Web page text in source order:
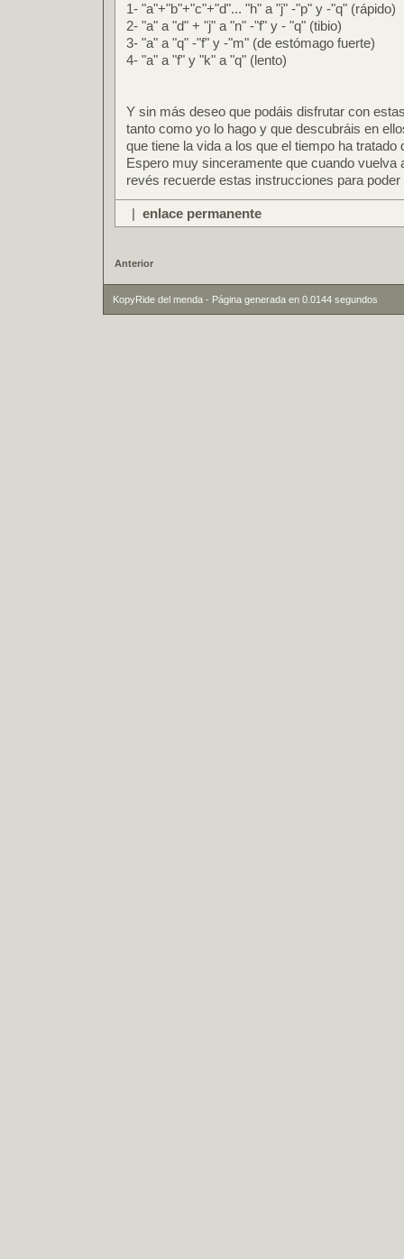
1- "a"+"b"+"c"+"d"... "h" a "j" -"p" y -"q" (rápido)
2- "a" a "d" + "j" a "n" -"f" y - "q" (tibio)
3- "a" a "q" -"f" y -"m" (de estómago fuerte)
4- "a" a "f" y "k" a "q" (lento)
Y sin más deseo que podáis disfrutar con
tanto como yo lo hago y que descubráis en
que tiene la vida a los que el tiempo ha tratado
Espero muy sinceramente que cuando vuelva
revés recuerde estas instrucciones para
| enlace permanente
Anterior
KopyRide del menda - Página generada en 0.0144 segundos